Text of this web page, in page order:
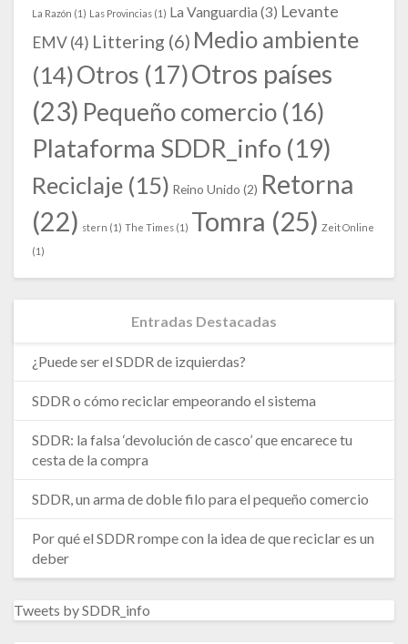
La Razón (1) Las Provincias (1) La Vanguardia (3) Levante
EMV(4) Littering (6) Medio ambiente
(14)Otros (17)Otros países
(23) Pequeño comercio (16)
Plataforma SDDR_info (19)
Reciclaje (15) Reino Unido (2) Retorna
(22) stern (1) The Times (1) Tomra (25) Zeit Online
(1)
Entradas Destacadas
¿Puede ser el SDDR de izquierdas?
SDDR o cómo reciclar empeorando el sistema
SDDR: la falsa ‘devolución de casco’ que encarece tu
cesta de la compra
SDDR, un arma de doble filo para el pequeño comercio
Por qué el SDDR rompe con la idea de que reciclar es un
deber
Tweets by SDDR_info